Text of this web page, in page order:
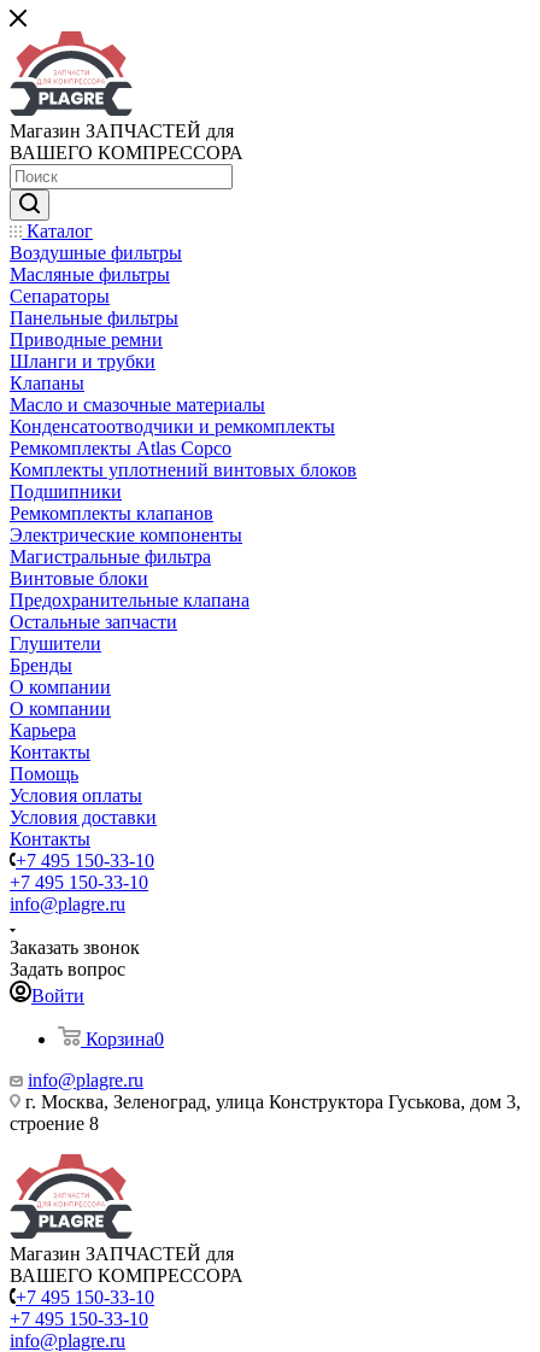
Магазин ЗАПЧАСТЕЙ для
ВАШЕГО КОМПРЕССОРА
Каталог
Воздушные фильтры
Масляные фильтры
Сепараторы
Панельные фильтры
Приводные ремни
Шланги и трубки
Клапаны
Масло и смазочные материалы
Конденсатоотводчики и ремкомплекты
Ремкомплекты Atlas Copco
Комплекты уплотнений винтовых блоков
Подшипники
Ремкомплекты клапанов
Электрические компоненты
Магистральные фильтра
Винтовые блоки
Предохранительные клапана
Остальные запчасти
Глушители
Бренды
О компании
О компании
Карьера
Контакты
Помощь
Условия оплаты
Условия доставки
Контакты
+7 495 150-33-10
+7 495 150-33-10
info@plagre.ru
Заказать звонок
Задать вопрос
Войти
Корзина0
info@plagre.ru
г. Москва, Зеленоград, улица Конструктора Гуськова, дом 3,
строение 8
Магазин ЗАПЧАСТЕЙ для
ВАШЕГО КОМПРЕССОРА
+7 495 150-33-10
+7 495 150-33-10
info@plagre.ru